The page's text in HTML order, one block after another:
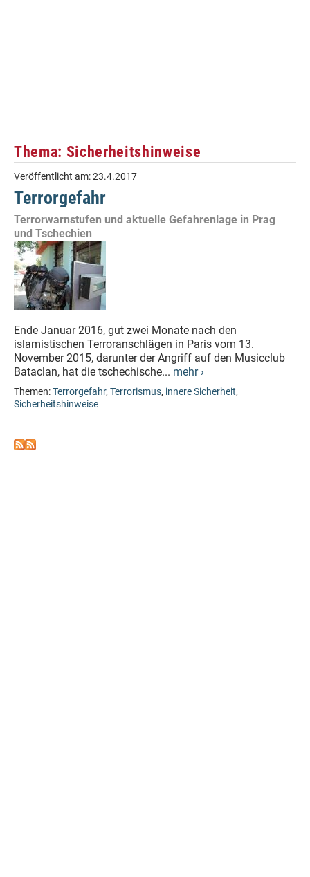
Thema: Sicherheitshinweise
Veröffentlicht am:23.4.2017
Terrorgefahr
Terrorwarnstufen und aktuelle Gefahrenlage in Prag
und Tschechien
Ende Januar 2016, gut zwei Monate nach den
islamistischen Terroranschlägen in Paris vom 13.
November 2015, darunter der Angriff auf den Musicclub
Bataclan, hat die tschechische... mehr ›
Themen:Terrorgefahr, Terrorismus, innere Sicherheit,
Sicherheitshinweise